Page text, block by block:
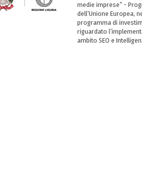
medie imprese” -
dell’Unione Europea,
programma di
riguardato
ambito SEO e